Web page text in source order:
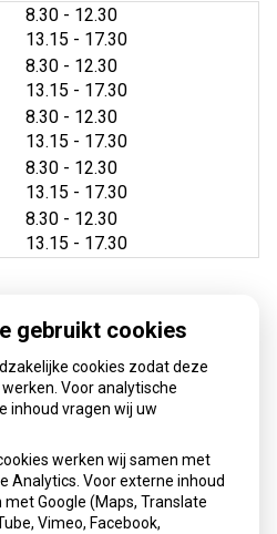
8.30 tot
- 12.30
13.15 tot
- 17.30
8.30 tot
- 12.30
13.15 tot
- 17.30
8.30 tot
- 12.30
13.15 tot
- 17.30
8.30 tot
- 12.30
13.15 tot
- 17.30
8.30 tot
- 12.30
13.15 tot
- 17.30
mogen voorschrijven,
ziekte meer: aantal
betekent zonder
gewichtstoename
gebruikt cookies
cookies zodat deze
Voor analytische
inhoud vragen wij uw
werken wij samen met
Analytics. Voor externe inhoud
Google (Maps, Translate
Vimeo, Facebook,